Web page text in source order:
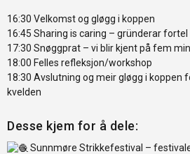
16:30 Velkomst og gløgg i koppen
16:45 Sharing is caring – gründerar fortel
17:30 Snøggprat – vi blir kjent på fem
18:00 Felles refleksjon/workshop
18:30 Avslutning og meir gløgg i koppen
kvelden
Desse kjem for å dele:
Sunnmøre Strikkefestival –